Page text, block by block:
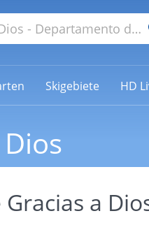
Skigebiete HD
a